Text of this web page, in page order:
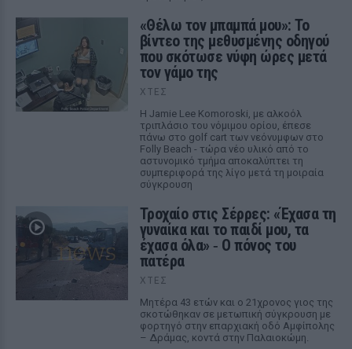
«Θέλω τον μπαμπά μου»: Το
βίντεο της μεθυσμένης οδηγού
που σκότωσε νύφη ώρες μετά
τον γάμο της
ΧΤΕΣ
Η Jamie Lee Komoroski, με αλκοόλ
τριπλάσιο του νόμιμου ορίου, έπεσε
πάνω στο golf cart των νεόνυμφων στο
Folly Beach - τώρα νέο υλικό από το
αστυνομικό τμήμα αποκαλύπτει τη
συμπεριφορά της λίγο μετά τη μοιραία
σύγκρουση
Τροχαίο στις Σέρρες: «Έχασα τη
γυναίκα και το παιδί μου, τα
έχασα όλα» ‑ Ο πόνος του
πατέρα
ΧΤΕΣ
Μητέρα 43 ετών και ο 21χρονος γιος της
σκοτώθηκαν σε μετωπική σύγκρουση με
φορτηγό στην επαρχιακή οδό Αμφίπολης
– Δράμας, κοντά στην Παλαιοκώμη.